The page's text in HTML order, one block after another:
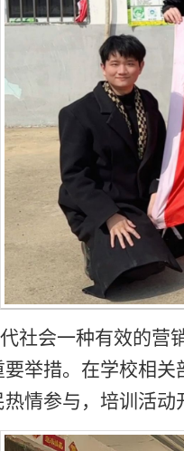
社会一种有效的营
举措。在学校相
情参与，培训活动